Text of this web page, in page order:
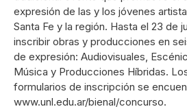
expresión de las y los jóvenes
Santa Fe y la región. Hasta el 23 de
inscribir obras y producciones en
de expresión: Audiovisuales,
Música y Producciones Híbridas.
formularios de inscripción se
www.unl.edu.ar/bienal/concurso.